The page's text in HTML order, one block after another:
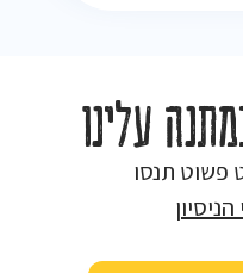
עלינו
פשוט תנסו